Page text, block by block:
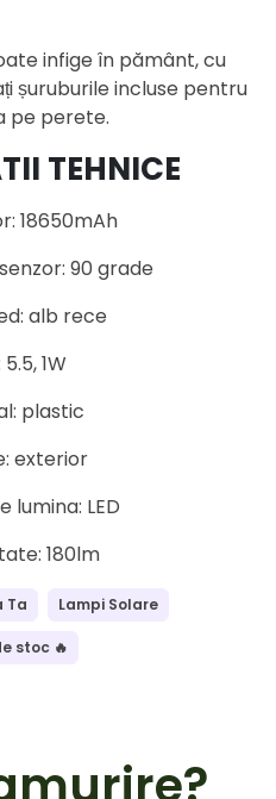
infige în pământ, cu
șuruburile incluse pentru
pe perete.
TEHNICE
18650mAh
90 grade
alb rece
1W
plastic
exterior
lumina: LED
180lm
Ta Lampi Solare
stoc 🔥